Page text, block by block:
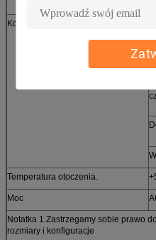
Kontroler
Temperatura otoczenia.
Moc
Notatka 1.Zastrzegamy sobie prawo
rozmiary i konfiguracje